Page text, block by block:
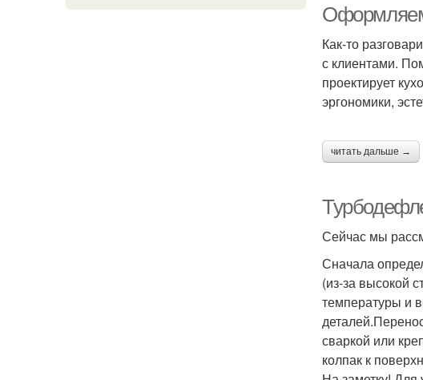
Как-то
с клиентами.
проектирует
эргономики,
читать дальше →
Сейчас мы
Сначала
(из-за высокой
температуры и
сваркой или
колпак к